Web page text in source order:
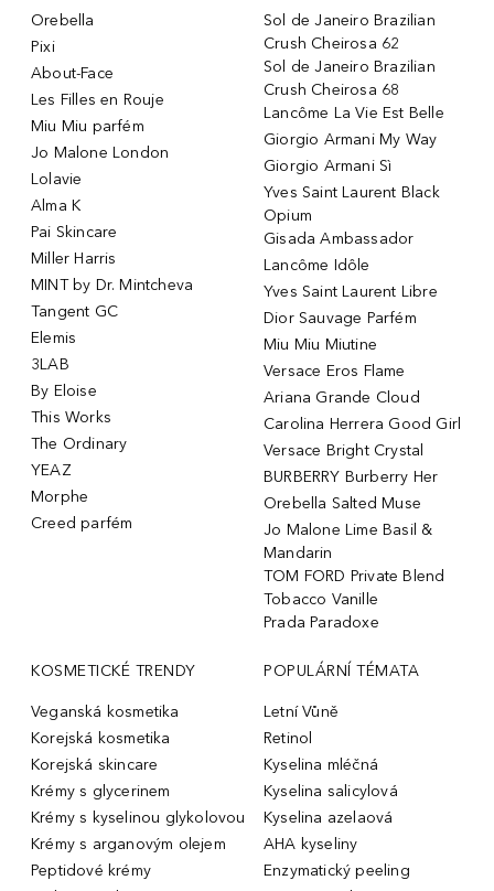
Orebella
Pixi
About-Face
Les Filles en Rouje
Miu Miu parfém
Jo Malone London
Lolavie
Alma K
Pai Skincare
Miller Harris
MINT by Dr. Mintcheva
Tangent GC
Elemis
3LAB
By Eloise
This Works
The Ordinary
YEAZ
Morphe
Creed parfém
Sol de Janeiro Brazilian
Crush Cheirosa 62
Sol de Janeiro Brazilian
Crush Cheirosa 68
Lancôme La Vie Est Belle
Giorgio Armani My Way
Giorgio Armani Sì
Yves Saint Laurent Black
Opium
Gisada Ambassador
Lancôme Idôle
Yves Saint Laurent Libre
Dior Sauvage Parfém
Miu Miu Miutine
Versace Eros Flame
Ariana Grande Cloud
Carolina Herrera Good Girl
Versace Bright Crystal
BURBERRY Burberry Her
Orebella Salted Muse
Jo Malone Lime Basil &
Mandarin
TOM FORD Private Blend
Tobacco Vanille
Prada Paradoxe
KOSMETICKÉ TRENDY
Veganská kosmetika
Korejská kosmetika
Korejská skincare
Krémy s glycerinem
Krémy s kyselinou glykolovou
Krémy s arganovým olejem
Peptidové krémy
POPULÁRNÍ TÉMATA
Letní Vůně
Retinol
Kyselina mléčná
Kyselina salicylová
Kyselina azelaová
AHA kyseliny
Enzymatický peeling